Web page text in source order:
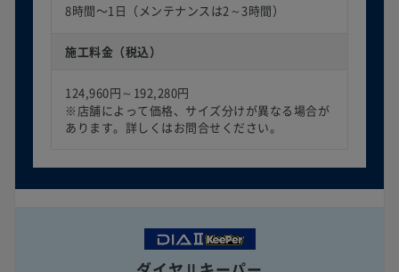
8時間〜1日（メンテナンスは2～3時間）
施工料金（税込）
124,960円～192,280円
※店舗によって価格、サイズ分けが異なる場合が
あります。詳しくはお問合せください。